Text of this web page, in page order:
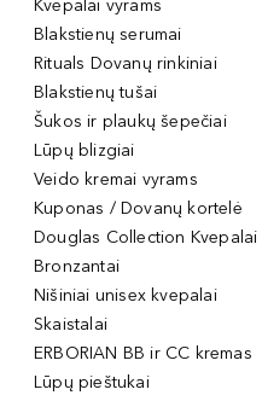
Kvepalai vyrams
Blakstienų serumai
Rituals Dovanų rinkiniai
Blakstienų tušai
Šukos ir plaukų šepečiai
Lūpų blizgiai
Veido kremai vyrams
Kuponas / Dovanų kortelė
Douglas Collection Kvepalai
Bronzantai
Nišiniai unisex kvepalai
Skaistalai
ERBORIAN BB ir CC kremas
Lūpų pieštukai